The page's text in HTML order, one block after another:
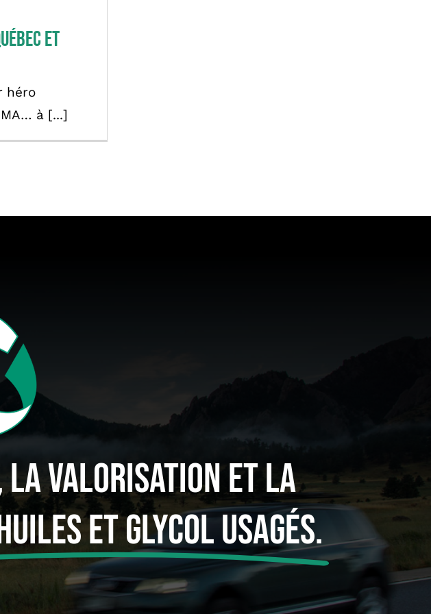
et
héro
à [...]
Valorisation Et La
Et Glycol Usagés.